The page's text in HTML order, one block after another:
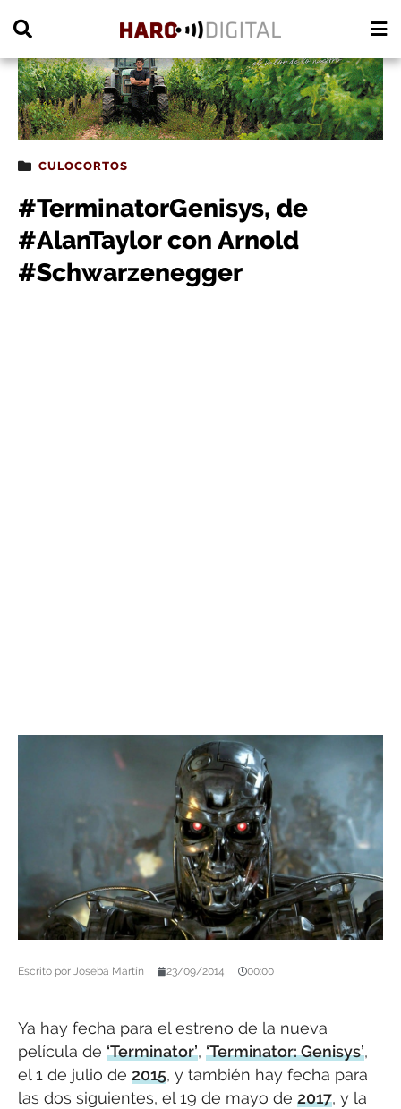
CULOCORTOS
#TerminatorGenisys, de
#AlanTaylor con Arnold
#Schwarzenegger
Escrito por Joseba Martín 23/09/2014 00:00
Ya hay fecha para el estreno de la nueva
película de ‘Terminator’, ‘Terminator: Genisys’,
el 1 de julio de 2015, y también hay fecha para
las dos siguientes, el 19 de mayo de 2017, y la